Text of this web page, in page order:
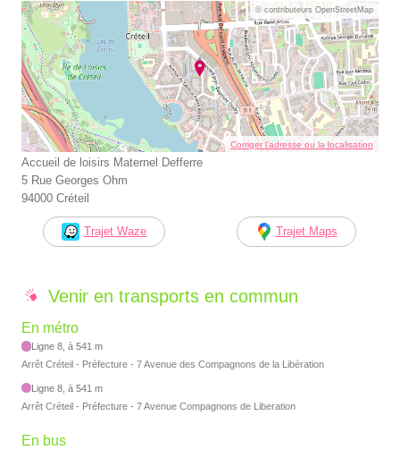
© contributeurs OpenStreetMap
Corriger l’adresse ou la localisation
Accueil de loisirs Maternel Defferre
5 Rue Georges Ohm
94000 Créteil
Trajet Waze Trajet Maps
Venir en transports en commun
En métro
Ligne 8, à 541 m
Arrêt Créteil - Préfecture - 7 Avenue des Compagnons de la Libération
Ligne 8, à 541 m
Arrêt Créteil - Préfecture - 7 Avenue Compagnons de Liberation
En bus